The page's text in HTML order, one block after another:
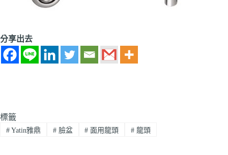
分享出去
標籤
#Yatin雅鼎 #臉盆 # 面用龍頭 # 龍頭